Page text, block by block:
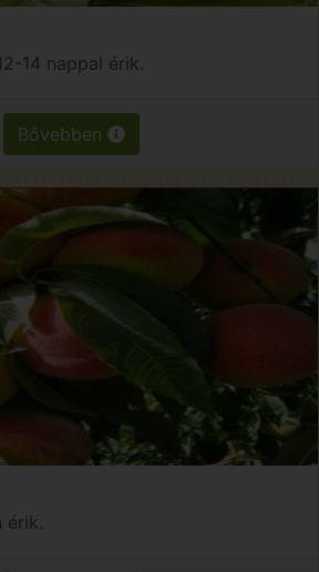
14 nappal érik.
Bővebben
érik.